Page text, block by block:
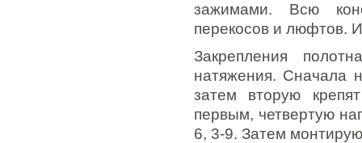
зажимами. Всю
перекосов и люфтов.
Закрепления
натяжения. Сначала
затем вторую
первым, четвертую
6, 3-9. Затем